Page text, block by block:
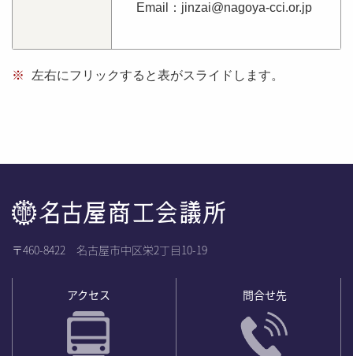
Email：jinzai@nagoya-cci.or.jp
※ 左右にフリックすると表がスライドします。
〒460-8422 名古屋市中区栄2丁目10-19
アクセス 問合せ先